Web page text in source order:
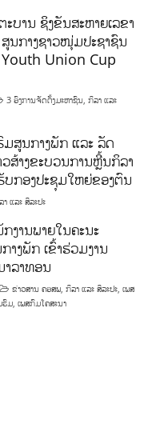
ບານ ຊິງຂັນສະຫາຍເລຂາ
ນກາງຊາວໜຸ່ມປະຊາຊົນ
Youth Union Cup
3 ອົງການຈັດຕັ້ງມະຫາຊົນ ,ກິລາ ແລະ
ມສູນກາງພັກ ແລະ ລັດ
ສ້າງຂະບວນການຫຼີ້ນກິລາ
ບກອງປະຊຸມໃຫຍ່ຂອງຕົນ
າ ແລະ ສິລະປະ
ງານພາຍໃນຄະນະ
າງພັກ ເຂົ້າຮ່ວມງານ
ລາທອນ
ຂ່າວສານ ຄອສພ ,ກິລາ ແລະ ສິລະປະ ,ເພສ
ຮົມ ,ເພສກົມໂຄສະນາ